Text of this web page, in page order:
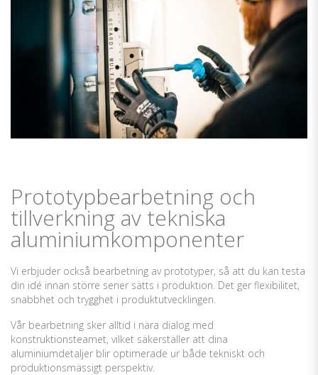
Prototypbearbetning och
tillverkning av tekniska
aluminiumkomponenter
Vi erbjuder också bearbetning av prototyper, så att du kan testa
din idé innan större serier sätts i produktion. Det ger flexibilitet,
snabbhet och trygghet i produktutvecklingen.
Vår bearbetning sker alltid i nära dialog med
konstruktionsteamet, vilket säkerställer att dina
aluminiumdetaljer blir optimerade ur både tekniskt och
produktionsmässigt perspektiv.